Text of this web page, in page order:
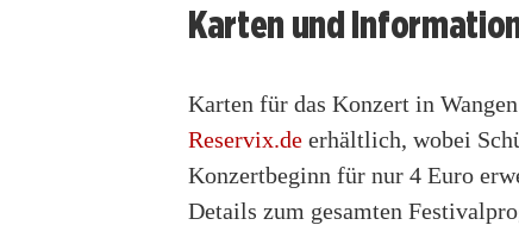
Karten und
Karten für das Konzert in
Reservix.de erhältlich, wobei
Konzertbeginn für nur 4 Euro
Details zum gesamten